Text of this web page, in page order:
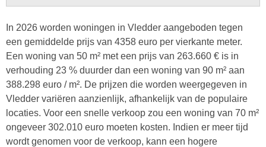
In 2026 worden woningen in Vledder aangeboden tegen
een gemiddelde prijs van 4358 euro per vierkante meter.
Een woning van 50 m² met een prijs van 263.660 € is in
verhouding 23 % duurder dan een woning van 90 m² aan
388.298 euro / m². De prijzen die worden weergegeven in
Vledder variëren aanzienlijk, afhankelijk van de populaire
locaties. Voor een snelle verkoop zou een woning van 70 m²
ongeveer 302.010 euro moeten kosten. Indien er meer tijd
wordt genomen voor de verkoop, kann een hogere